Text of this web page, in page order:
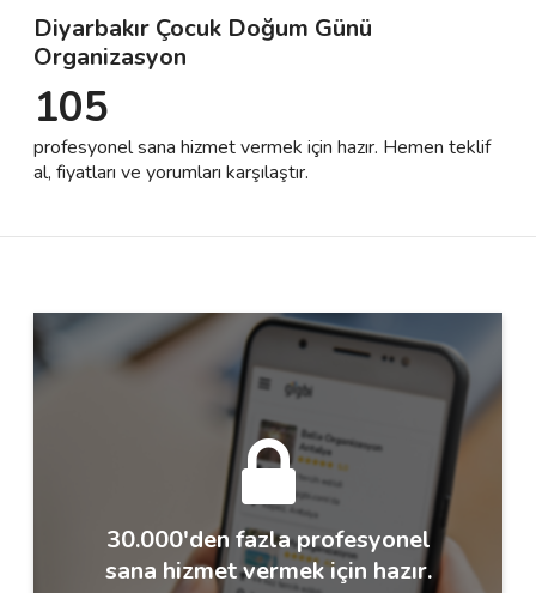
Destek
Kariyer
Blog
Diyarbakır Çocuk Doğum Günü
Organizasyon
105
profesyonel sana hizmet vermek için hazır. Hemen teklif
al, fiyatları ve yorumları karşılaştır.
30.000'den fazla profesyonel
sana hizmet vermek için hazır.